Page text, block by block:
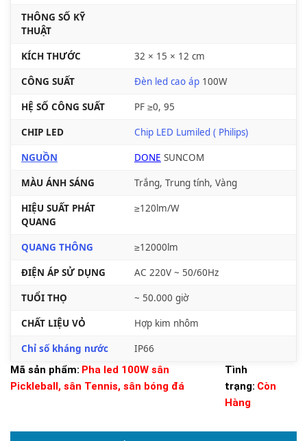
THÔNG SỐ KỸ
THUẬT
KÍCH THƯỚC 32 × 15 × 12 cm
CÔNG SUẤT Đèn led cao áp 100W
HỆ SỐ CÔNG SUẤT PF ≥0, 95
CHIP LED Chip LED Lumiled ( Philips)
NGUỒN DONE SUNCOM
MÀU ÁNH SÁNG Trắng, Trung tính, Vàng
HIỆU SUẤT PHÁT
QUANG
≥120lm/W
QUANG THÔNG ≥12000lm
ĐIỆN ÁP SỬ DỤNG AC 220V ~ 50/60Hz
TUỔI THỌ ~ 50.000 giờ
CHẤT LIỆU VỎ Hợp kim nhôm
Chỉ số kháng nước
IP66
Mã sản phẩm: Pha led 100W sân
Pickleball, sân Tennis, sân bóng đá
Tình
trạng: Còn
Hàng